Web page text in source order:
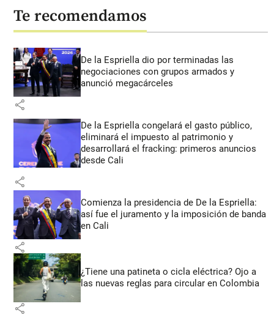
Te recomendamos
De la Espriella dio por terminadas las
negociaciones con grupos armados y
anunció megacárceles
share
De la Espriella congelará el gasto público,
eliminará el impuesto al patrimonio y
desarrollará el fracking: primeros anuncios
desde Cali
share
Comienza la presidencia de De la Espriella:
así fue el juramento y la imposición de banda
en Cali
share
¿Tiene una patineta o cicla eléctrica? Ojo a
las nuevas reglas para circular en Colombia
share